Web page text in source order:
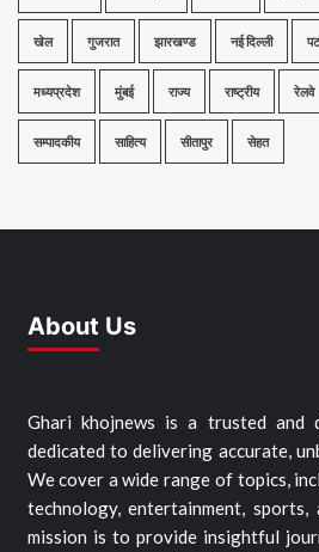
खेल गुजरात झारखण्ड नई दिल्ली
मध्यप्रदेश मुंबई राज्य राष्ट्रीय रेलवे
सम्पादकीय साहित्य सीतापुर सेहत
About Us
Ghari khojnews is a trusted and
dedicated to delivering accurate,
We cover a wide range of topics,
technology, entertainment,
mission is to provide insightful